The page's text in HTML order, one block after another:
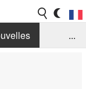
...